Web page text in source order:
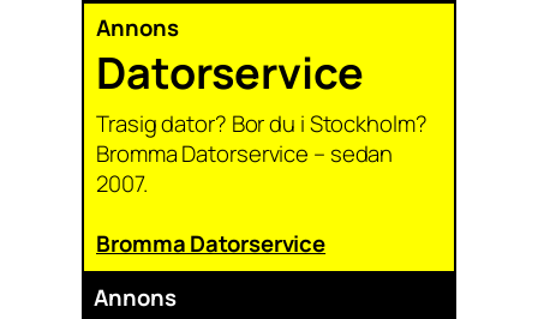
Annons
Datorservice
Trasig dator? Bor du i Stockholm?
Bromma Datorservice – sedan
2007.
Bromma Datorservice
Annons